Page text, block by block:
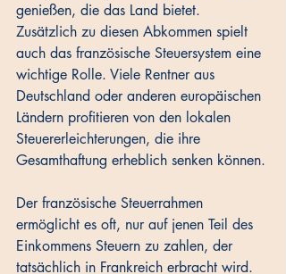
genießen, die das Land bietet.
Zusätzlich zu diesen Abkommen spielt
auch das französische Steuersystem eine
wichtige Rolle. Viele Rentner aus
Deutschland oder anderen europäischen
Ländern profitieren von den lokalen
Steuererleichterungen, die ihre
Gesamthaftung erheblich senken können.
Der französische Steuerrahmen
ermöglicht es oft, nur auf jenen Teil des
Einkommens Steuern zu zahlen, der
tatsächlich in Frankreich erbracht wird.